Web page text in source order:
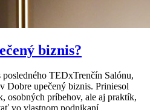
biznis?
posledného TEDxTrenčín Salónu,
Dobre upečený biznis. Priniesol
osobných príbehov, ale aj praktík,